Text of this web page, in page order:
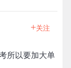
+关注
所以要加大单